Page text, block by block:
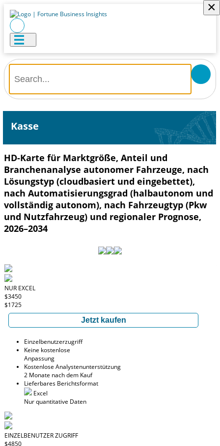
×
Kasse
HD-Karte für Marktgröße, Anteil und
Branchenanalyse autonomer Fahrzeuge, nach
Lösungstyp (cloudbasiert und eingebettet),
nach Automatisierungsgrad (halbautonom und
vollständig autonom), nach Fahrzeugtyp (Pkw
und Nutzfahrzeug) und regionaler Prognose,
2026–2034
NUR EXCEL
$3450
$1725
Jetzt kaufen
Einzelbenutzerzugriff
Keine kostenlose
Anpassung
Kostenlose Analystenunterstützung
2 Monate nach dem Kauf
Lieferbares Berichtsformat
Excel
Nur quantitative Daten
EINZELBENUTZER ZUGRIFF
$4850